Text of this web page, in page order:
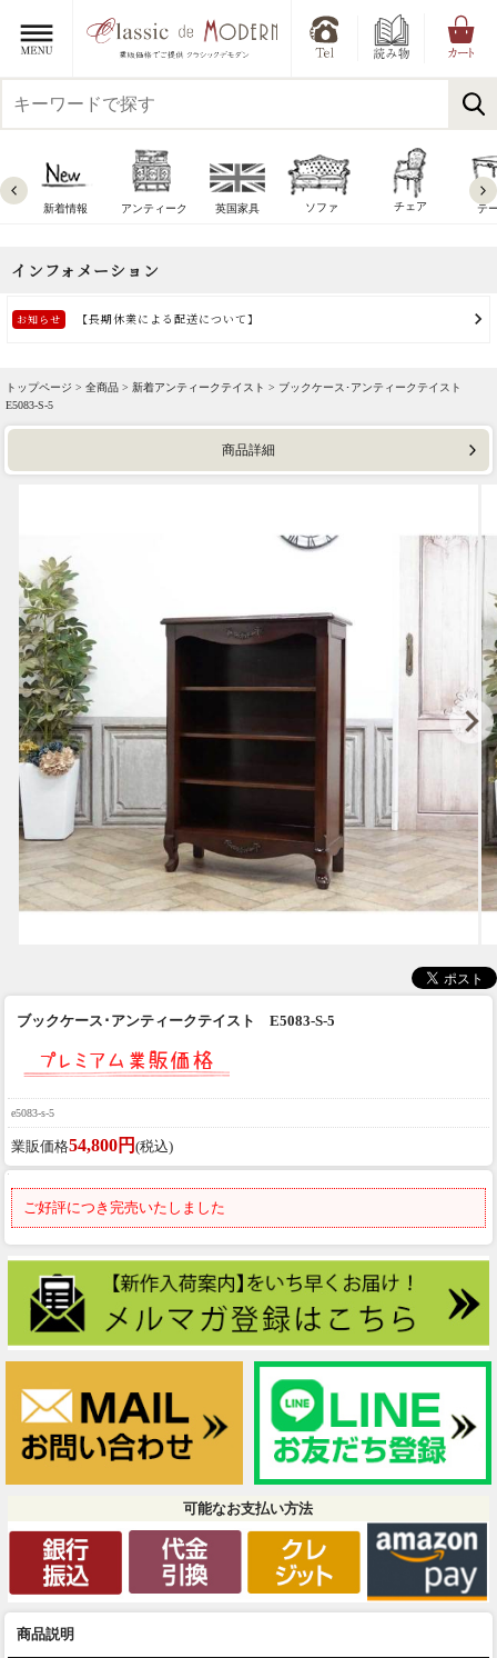
新着情報 アンティーク 英国家具 ソファ チェア テ
トップページ > 全商品 > 新着アンティークテイスト > ブックケース･アンティークテイスト
E5083-S-5
商品詳細
ブックケース･アンティークテイスト E5083-S-5
e5083-s-5
業販価格54,800円 (税込)
ご好評につき完売いたしました
可能なお支払い方法
商品説明